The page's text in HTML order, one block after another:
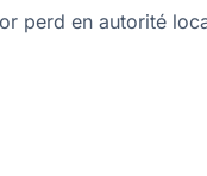
perd en autorité